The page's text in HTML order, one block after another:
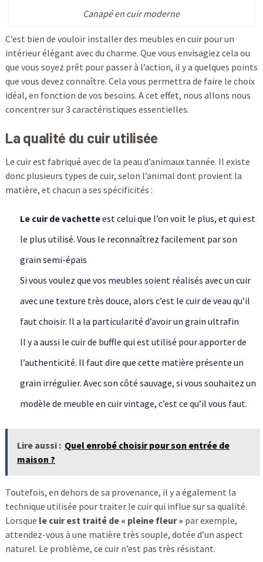
Canapé en cuir moderne
C’est bien de vouloir installer des meubles en cuir pour un
intérieur élégant avec du charme. Que vous envisagiez cela ou
que vous soyez prêt pour passer à l’action, il y a quelques points
que vous devez connaître. Cela vous permettra de faire le choix
idéal, en fonction de vos besoins. A cet effet, nous allons nous
concentrer sur 3 caractéristiques essentielles.
La qualité du cuir utilisée
Le cuir est fabriqué avec de la peau d’animaux tannée. Il existe
donc plusieurs types de cuir, selon l’animal dont provient la
matière, et chacun a ses spécificités :
Le cuir de vachetteest celui que l’on voit le plus, et qui est
le plus utilisé. Vous le reconnaîtrez facilement par son
grain semi-épais
Si vous voulez que vos meubles soient réalisés avec un cuir
avec une texture très douce, alors c’est le cuir de veau qu’il
faut choisir. Il a la particularité d’avoir un grain ultrafin
Il y a aussi le cuir de buffle qui est utilisé pour apporter de
l’authenticité. Il faut dire que cette matière présente un
grain irrégulier. Avec son côté sauvage, si vous souhaitez un
modèle de meuble en cuir vintage, c’est ce qu’il vous faut.
Lire aussi : Quel enrobé choisir pour son entrée de
maison ?
Toutefois, en dehors de sa provenance, il y a également la
technique utilisée pour traiter le cuir qui influe sur sa qualité.
Lorsque le cuir est traité de « pleine fleur » par exemple,
attendez-vous à une matière très souple, dotée d’un aspect
naturel. Le problème, ce cuir n’est pas très résistant.